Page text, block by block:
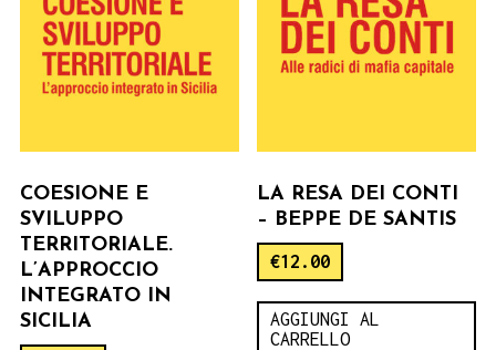
COESIONE E
SVILUPPO
TERRITORIALE.
L’APPROCCIO
INTEGRATO IN
SICILIA
LA RESA DEI CONTI
– BEPPE DE SANTIS
€12.00
AGGIUNGI AL
CARRELLO